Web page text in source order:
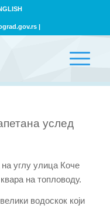
|
услед
углу улица Коче
на топловоду.
водоскок који